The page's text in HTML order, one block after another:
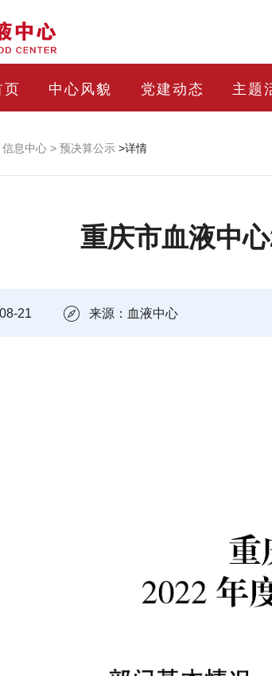
页 中心风貌 党建动态 主题
信息中心 > 预决算公示 >详情
重庆市血液中
21 来源：血液中心